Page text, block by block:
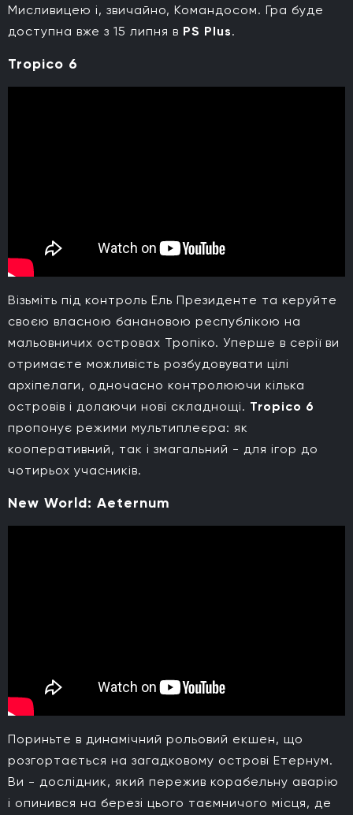
Мисливицею і, звичайно, Командосом. Гра буде
доступна вже з 15 липня в PS Plus.
Tropico 6
Візьміть під контроль Ель Президенте та керуйте
своєю власною банановою республікою на
мальовничих островах Тропіко. Уперше в серії ви
отримаєте можливість розбудовувати цілі
архіпелаги, одночасно контролюючи кілька
островів і долаючи нові складнощі. Tropico 6
пропонує режими мультиплеєра: як
кооперативний, так і змагальний - для ігор до
чотирьох учасників.
New World: Aeternum
Пориньте в динамічний рольовий екшен, що
розгортається на загадковому острові Етернум.
Ви - дослідник, який пережив корабельну аварію
і опинився на березі цього таємничого місця, де